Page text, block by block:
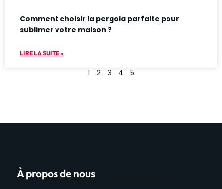
Comment choisir la pergola parfaite pour
sublimer votre maison ?
LIRE LA SUITE »
1 2 3 4 5
À propos de nous